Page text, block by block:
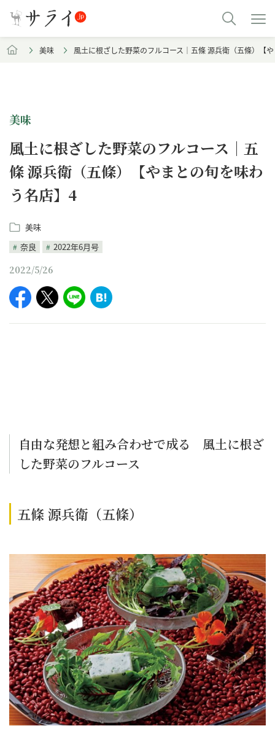
美味 風土に根ざした野菜のフルコース｜五條 源兵衛（五條）【
美味
風土に根ざした野菜のフルコース｜五
條 源兵衛（五條）【やまとの旬を味わ
う名店】4
美味
奈良
2022年6月号
2022/5/26
自由な発想と組み合わせで成る 風土に根ざ
した野菜のフルコース
五條 源兵衛（五條）